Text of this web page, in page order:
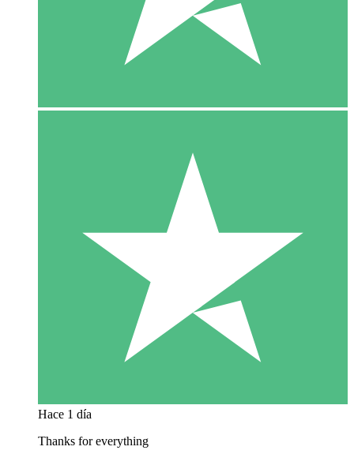
Hace 1 día
Thanks for everything